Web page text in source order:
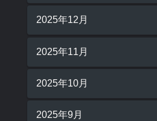
2025年12月
2025年11月
2025年10月
2025年9月